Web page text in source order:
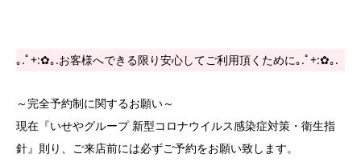
｡.ﾟ+:✿｡.お客様へできる限り安心してご利用頂くために｡.ﾟ+:✿｡.
～完全予約制に関するお願い～
現在『いせやグループ 新型コロナウイルス感染症対策・衛生指
針』則り、ご来店前には必ずご予約をお願い致します。